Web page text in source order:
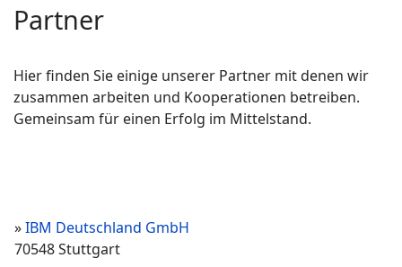
Partner
Hier finden Sie einige unserer Partner mit denen wir
zusammen arbeiten und Kooperationen betreiben.
Gemeinsam für einen Erfolg im Mittelstand.
»IBM Deutschland GmbH
70548 Stuttgart